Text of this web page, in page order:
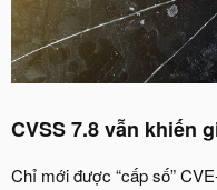
CVSS 7.8 vẫn khiến
Chỉ mới được “cấp số”